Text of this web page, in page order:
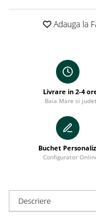
Adauga la
Livrare in 2-4
Baia Mare si judet
Buchet
Configurator
Descriere